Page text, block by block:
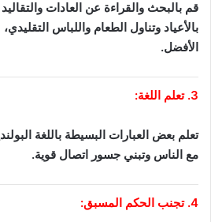
قم بالبحث والقراءة عن العادات والتقاليد
بالأعياد وتناول الطعام واللباس
الأفضل.
3. تعلم اللغة:
تعلم بعض العبارات البسيطة باللغة
مع الناس وتبني جسور اتصال قوية.
4. تجنب الحكم المسبق: